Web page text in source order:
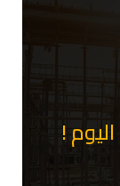
اليوم !